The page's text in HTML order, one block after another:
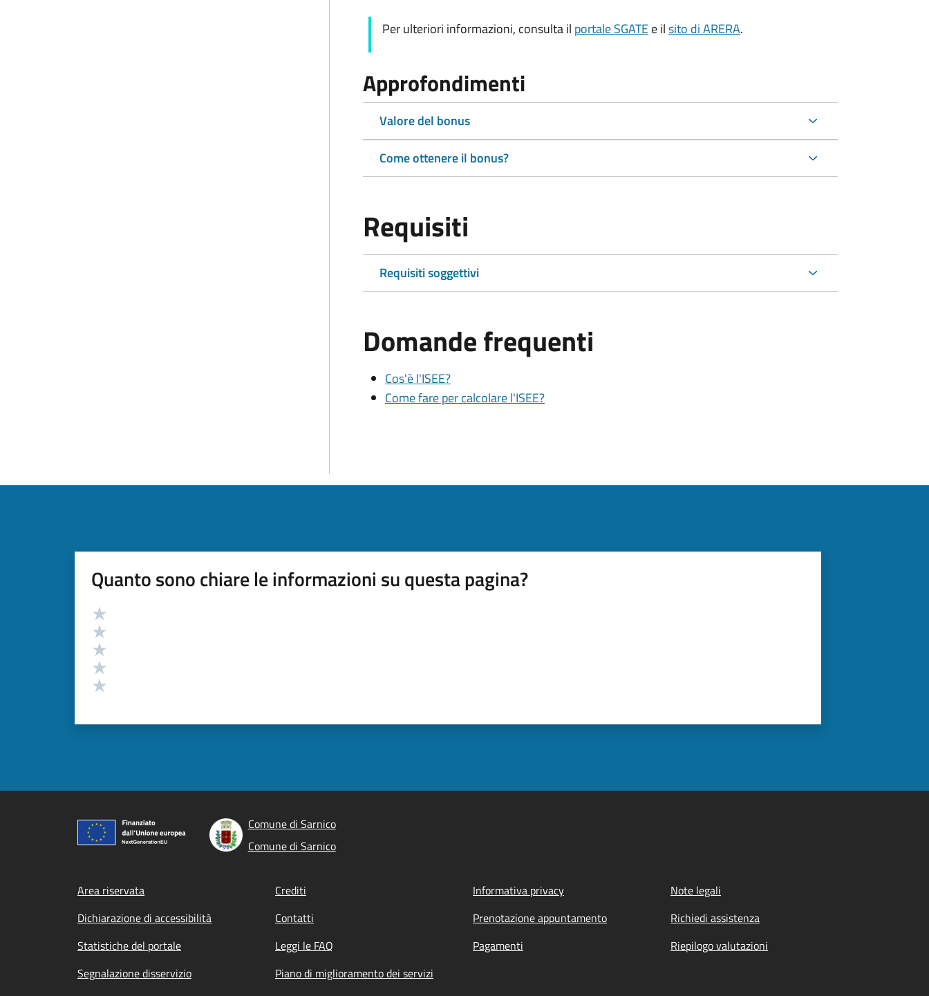
Per ulteriori informazioni, consulta il portale SGATEe ilsito di ARERA.
Approfondimenti
Valore del bonus
Come ottenere il bonus?
Requisiti
Requisiti soggettivi
Domande frequenti
Cos'è l'ISEE?
Come fare per calcolare l'ISEE?
Quanto sono chiare le informazioni su questa pagina?
Valutazione
Comune di Sarnico
Comune di Sarnico
Footer menu
Area riservata Crediti Informativa privacy
Note legali
Dichiarazione di accessibilità
Contatti Prenotazione appuntamento
Richiedi assistenza
Statistiche del portale
Leggi le FAQ Pagamenti
Riepilogo valutazioni
Segnalazione disservizio
Piano di miglioramento dei servizi